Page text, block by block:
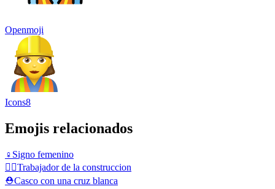
Openmoji
Icons8
Emojis relacionados
♀️ Signo femenino
👷‍♂️Trabajador de la construccion
⛑️Casco con una cruz blanca